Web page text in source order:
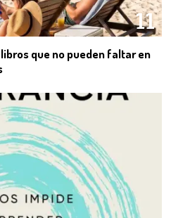
11
que no pueden faltar en